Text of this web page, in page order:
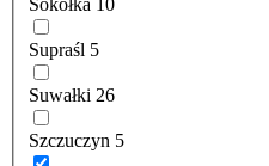
Sokółka 10
Supraśl 5
Suwałki 26
Szczuczyn 5